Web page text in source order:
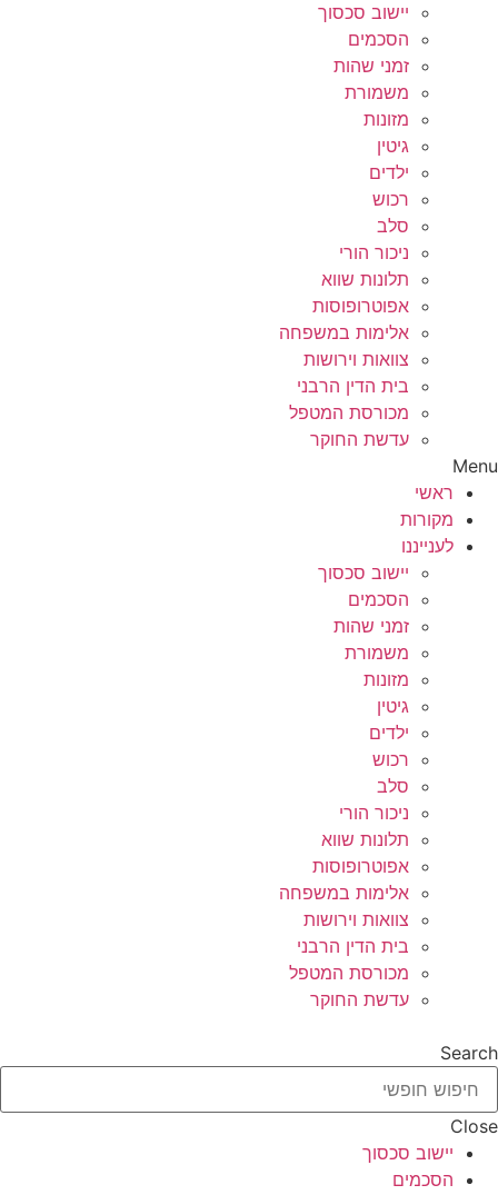
יישוב סכסוך
הסכמים
זמני שהות
משמורת
מזונות
גיטין
ילדים
רכוש
סלב
ניכור הורי
תלונות שווא
אפוטרופוסות
אלימות במשפחה
צוואות וירושות
בית הדין הרבני
מכורסת המטפל
עדשת החוקר
Menu
ראשי
מקורות
לענייננו
יישוב סכסוך
הסכמים
זמני שהות
משמורת
מזונות
גיטין
ילדים
רכוש
סלב
ניכור הורי
תלונות שווא
אפוטרופוסות
אלימות במשפחה
צוואות וירושות
בית הדין הרבני
מכורסת המטפל
עדשת החוקר
Search
Close
יישוב סכסוך
הסכמים